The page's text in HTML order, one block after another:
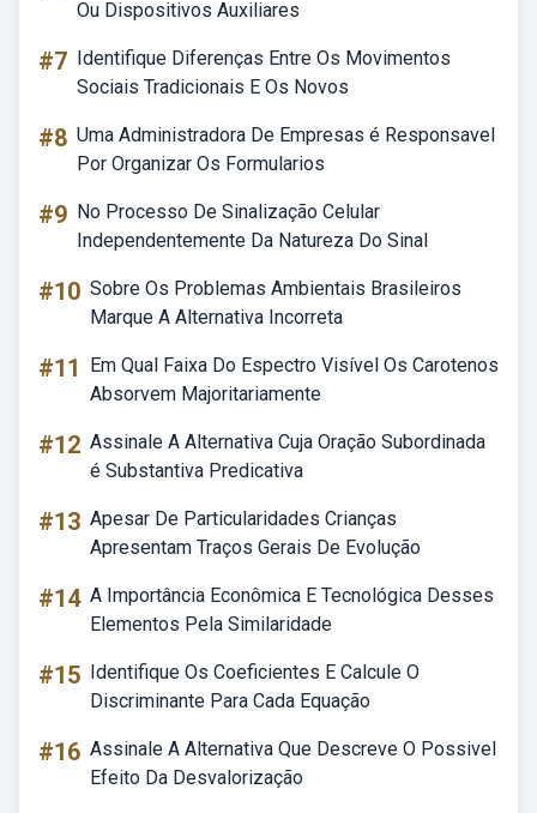
Ou Dispositivos Auxiliares
#7 Identifique Diferenças Entre Os Movimentos
Sociais Tradicionais E Os Novos
#8 Uma Administradora De Empresas é Responsavel
Por Organizar Os Formularios
#9 No Processo De Sinalização Celular
Independentemente Da Natureza Do Sinal
#10 Sobre Os Problemas Ambientais Brasileiros
Marque A Alternativa Incorreta
#11
Em Qual Faixa Do Espectro Visível Os Carotenos
Absorvem Majoritariamente
#12 Assinale A Alternativa Cuja Oração Subordinada
é Substantiva Predicativa
#13 Apesar De Particularidades Crianças
Apresentam Traços Gerais De Evolução
#14 A Importância Econômica E Tecnológica Desses
Elementos Pela Similaridade
#15 Identifique Os Coeficientes E Calcule O
Discriminante Para Cada Equação
#16 Assinale A Alternativa Que Descreve O Possivel
Efeito Da Desvalorização